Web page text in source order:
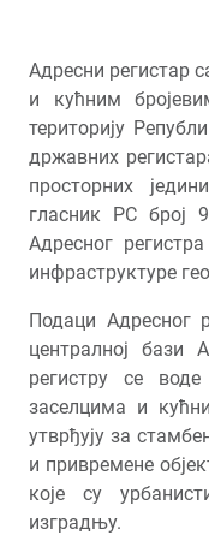
Адресни регистар
и кућним
територију
државних
просторних
гласник РС број
Адресног
инфраструктуре
Подаци Адресног
централној бази
регистру се
заселцима и
утврђују за
и привремене
које су
изградњу.